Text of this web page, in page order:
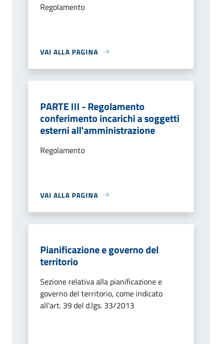
Regolamento
VAI ALLA PAGINA
PARTE III - Regolamento
conferimento incarichi a soggetti
esterni all'amministrazione
Regolamento
VAI ALLA PAGINA
Pianificazione e governo del
territorio
Sezione relativa alla pianificazione e
governo del territorio, come indicato
all'art. 39 del d.lgs. 33/2013